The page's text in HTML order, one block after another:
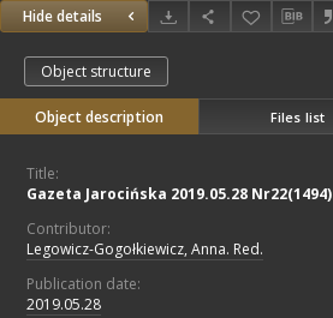
Hide details
Object structure
Object description Files list
Title:
Gazeta Jarocińska 2019.05.28 Nr22(1494)
Contributor:
Legowicz-Gogołkiewicz, Anna. Red.
Publication date:
2019.05.28